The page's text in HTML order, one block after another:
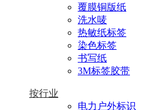
覆膜铜版纸
洗水唛
热敏纸标签
染色标签
书写纸
3M标签胶带
按行业
电力户外标识